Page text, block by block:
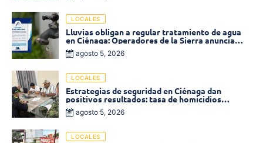
LOCALES
Lluvias obligan a regular tratamiento de agua
en Ciénaga: Operadores de la Sierra anuncia
baja presión en varios sectores
agosto 5, 2026
LOCALES
Estrategias de seguridad en Ciénaga dan
positivos resultados: tasa de homicidios
disminuyó un 58% en 2026
agosto 5, 2026
LOCALES